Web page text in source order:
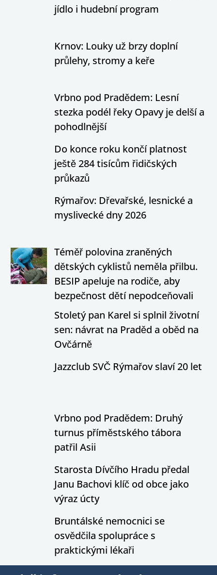
jídlo i hudební program
Krnov: Louky už brzy doplní
průlehy, stromy a keře
Vrbno pod Pradědem: Lesní
stezka podél řeky Opavy je delší a
pohodlnější
Do konce roku končí platnost
ještě 284 tisícům řidičských
průkazů
Rýmařov: Dřevařské, lesnické a
myslivecké dny 2026
Téměř polovina zraněných
dětských cyklistů neměla přilbu.
BESIP apeluje na rodiče, aby
bezpečnost dětí nepodceňovali
Stoletý pan Karel si splnil životní
sen: návrat na Praděd a oběd na
Ovčárně
Jazzclub SVČ Rýmařov slaví 20 let
Vrbno pod Pradědem: Druhý
turnus příměstského tábora
patřil Asii
Starosta Dívčího Hradu předal
Janu Bachovi klíč od obce jako
výraz úcty
Bruntálské nemocnici se
osvědčila spolupráce s
praktickými lékaři